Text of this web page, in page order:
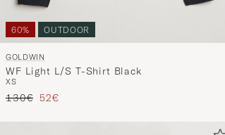
60% OUTDOOR
GOLDWIN
WF Light L/S T-Shirt Black
XS
Regulärer Preis
130€ Reduzierter Preis
52€